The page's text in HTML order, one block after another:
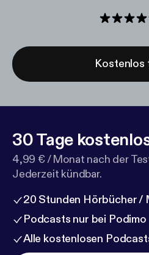
Kostenlos
30 Tage
4,99 € / Monat nach der
Jederzeit kündbar.
20 Stunden Hörbücher /
Podcasts nur bei Podimo
Alle kostenlosen